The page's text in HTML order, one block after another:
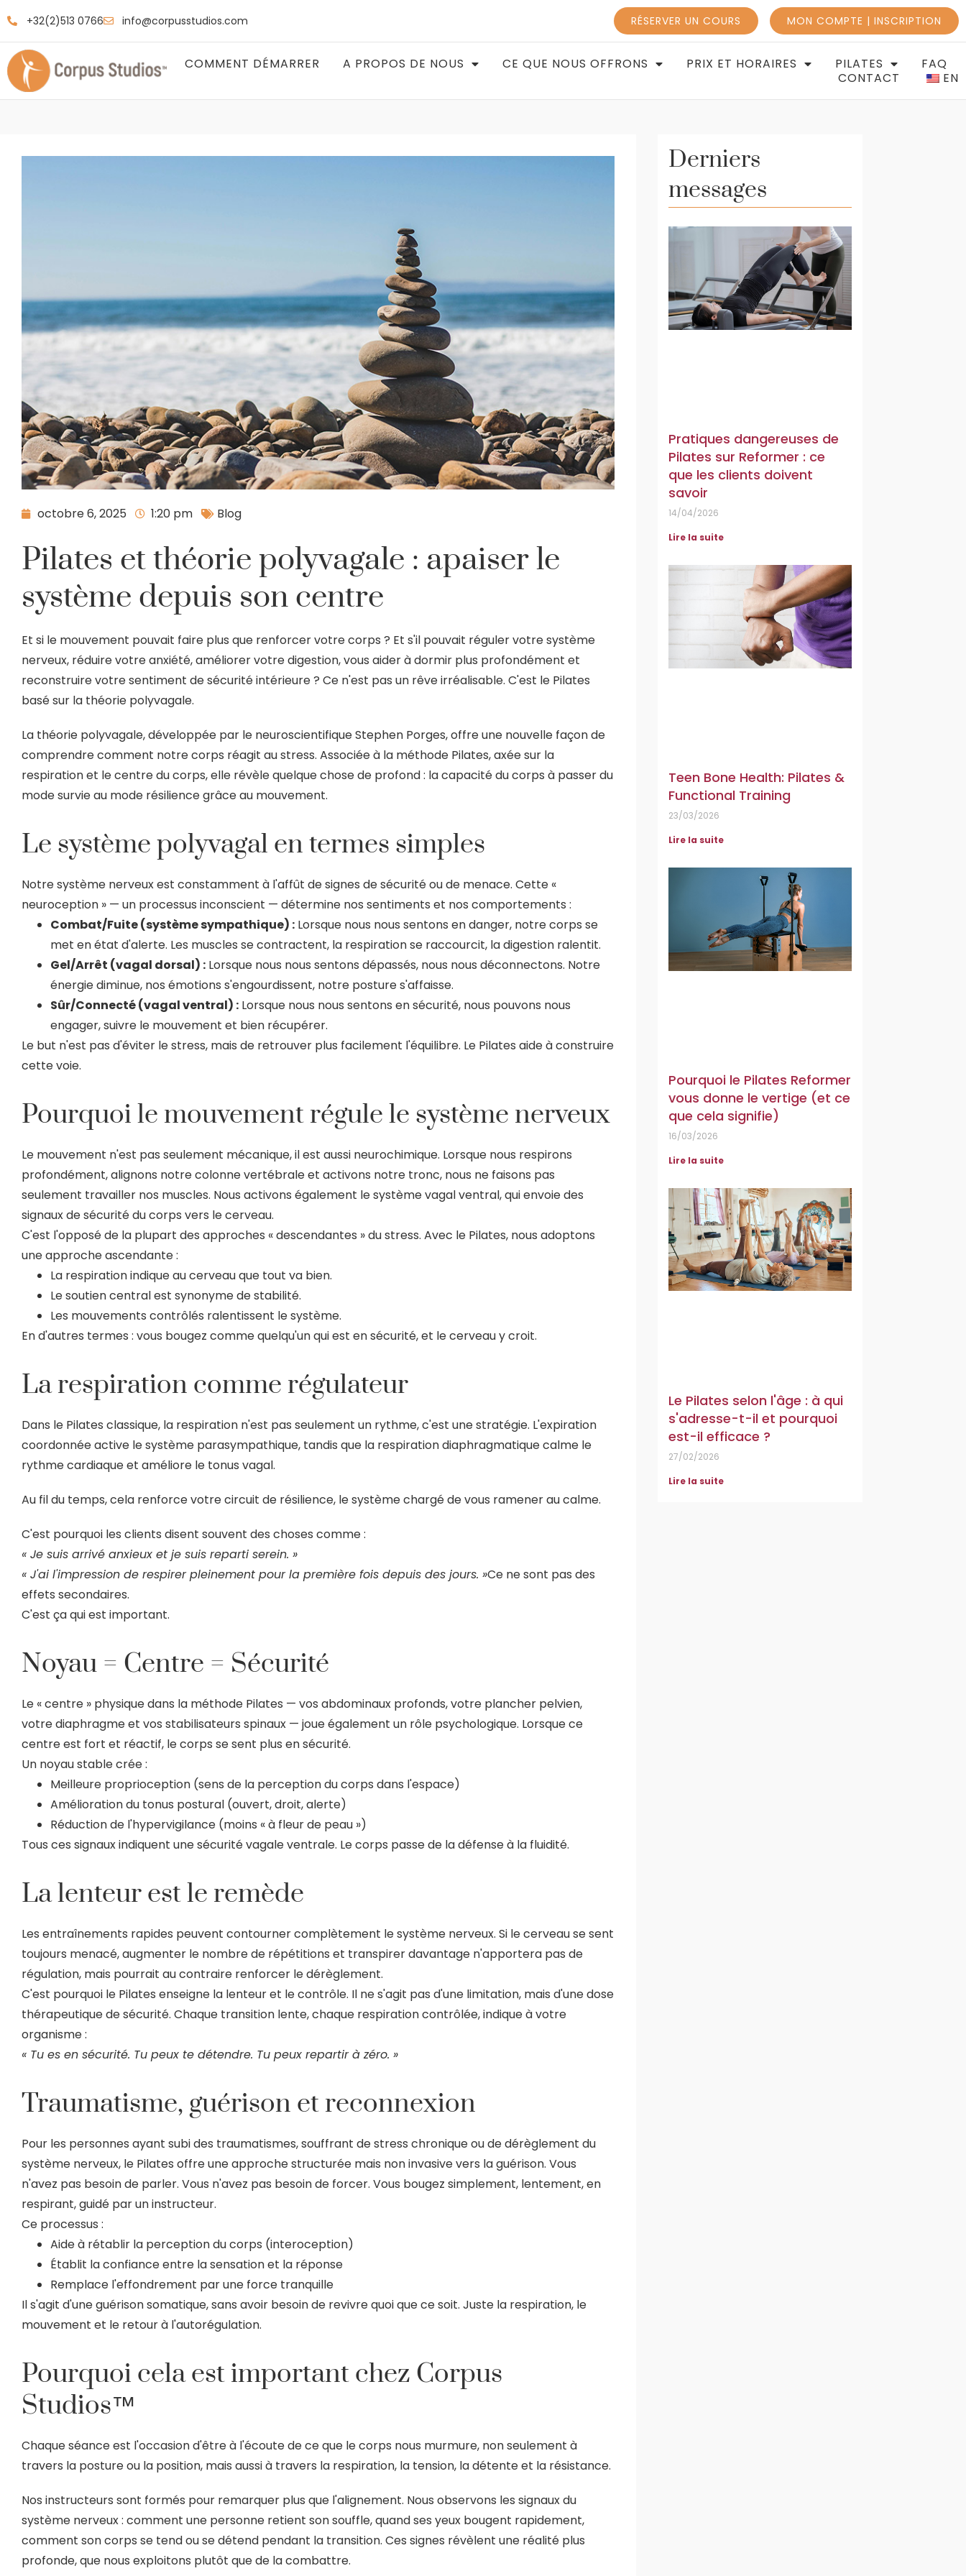
+32(2)513 0766 info@corpusstudios.com RÉSERVER UN COURS MON COMPTE | INSCRIPTION
COMMENT DÉMARRER A PROPOS DE NOUS CE QUE NOUS OFFRONS PRIX ET HORAIRES PILATES
FAQ
CONTACT
EN
octobre 6, 2025 1:20 pm Blog
Pilates et théorie polyvagale : apaiser le
système depuis son centre
Et si le mouvement pouvait faire plus que renforcer votre corps ? Et s'il pouvait réguler votre système
nerveux, réduire votre anxiété, améliorer votre digestion, vous aider à dormir plus profondément et
reconstruire votre sentiment de sécurité intérieure ? Ce n'est pas un rêve irréalisable. C'est le Pilates
basé sur la théorie polyvagale.
La théorie polyvagale, développée par le neuroscientifique Stephen Porges, offre une nouvelle façon de
comprendre comment notre corps réagit au stress. Associée à la méthode Pilates, axée sur la
respiration et le centre du corps, elle révèle quelque chose de profond : la capacité du corps à passer du
mode survie au mode résilience grâce au mouvement.
Le système polyvagal en termes simples
Notre système nerveux est constamment à l'affût de signes de sécurité ou de menace. Cette «
neuroception » — un processus inconscient — détermine nos sentiments et nos comportements :
Combat/Fuite (système sympathique) : Lorsque nous nous sentons en danger, notre corps se
met en état d'alerte. Les muscles se contractent, la respiration se raccourcit, la digestion ralentit.
Gel/Arrêt (vagal dorsal) : Lorsque nous nous sentons dépassés, nous nous déconnectons. Notre
énergie diminue, nos émotions s'engourdissent, notre posture s'affaisse.
Sûr/Connecté (vagal ventral) : Lorsque nous nous sentons en sécurité, nous pouvons nous
engager, suivre le mouvement et bien récupérer.
Le but n'est pas d'éviter le stress, mais de retrouver plus facilement l'équilibre. Le Pilates aide à construire
cette voie.
Pourquoi le mouvement régule le système nerveux
Le mouvement n'est pas seulement mécanique, il est aussi neurochimique. Lorsque nous respirons
profondément, alignons notre colonne vertébrale et activons notre tronc, nous ne faisons pas
seulement travailler nos muscles. Nous activons également le système vagal ventral, qui envoie des
signaux de sécurité du corps vers le cerveau.
C'est l'opposé de la plupart des approches « descendantes » du stress. Avec le Pilates, nous adoptons
une approche ascendante :
La respiration indique au cerveau que tout va bien.
Le soutien central est synonyme de stabilité.
Les mouvements contrôlés ralentissent le système.
En d'autres termes : vous bougez comme quelqu'un qui est en sécurité, et le cerveau y croit.
La respiration comme régulateur
Dans le Pilates classique, la respiration n'est pas seulement un rythme, c'est une stratégie. L'expiration
coordonnée active le système parasympathique, tandis que la respiration diaphragmatique calme le
rythme cardiaque et améliore le tonus vagal.
Au fil du temps, cela renforce votre circuit de résilience, le système chargé de vous ramener au calme.
C'est pourquoi les clients disent souvent des choses comme :
« Je suis arrivé anxieux et je suis reparti serein. »
« J'ai l'impression de respirer pleinement pour la première fois depuis des jours. »Ce ne sont pas des
effets secondaires.
C'est ça qui est important.
Noyau = Centre = Sécurité
Le « centre » physique dans la méthode Pilates — vos abdominaux profonds, votre plancher pelvien,
votre diaphragme et vos stabilisateurs spinaux — joue également un rôle psychologique. Lorsque ce
centre est fort et réactif, le corps se sent plus en sécurité.
Un noyau stable crée :
Meilleure proprioception (sens de la perception du corps dans l'espace)
Amélioration du tonus postural (ouvert, droit, alerte)
Réduction de l'hypervigilance (moins « à fleur de peau »)
Tous ces signaux indiquent une sécurité vagale ventrale. Le corps passe de la défense à la fluidité.
La lenteur est le remède
Les entraînements rapides peuvent contourner complètement le système nerveux. Si le cerveau se sent
toujours menacé, augmenter le nombre de répétitions et transpirer davantage n'apportera pas de
régulation, mais pourrait au contraire renforcer le dérèglement.
C'est pourquoi le Pilates enseigne la lenteur et le contrôle. Il ne s'agit pas d'une limitation, mais d'une dose
thérapeutique de sécurité. Chaque transition lente, chaque respiration contrôlée, indique à votre
organisme :
« Tu es en sécurité. Tu peux te détendre. Tu peux repartir à zéro. »
Traumatisme, guérison et reconnexion
Pour les personnes ayant subi des traumatismes, souffrant de stress chronique ou de dérèglement du
système nerveux, le Pilates offre une approche structurée mais non invasive vers la guérison. Vous
n'avez pas besoin de parler. Vous n'avez pas besoin de forcer. Vous bougez simplement, lentement, en
respirant, guidé par un instructeur.
Ce processus :
Aide à rétablir la perception du corps (interoception)
Établit la confiance entre la sensation et la réponse
Remplace l'effondrement par une force tranquille
Il s'agit d'une guérison somatique, sans avoir besoin de revivre quoi que ce soit. Juste la respiration, le
mouvement et le retour à l'autorégulation.
Pourquoi cela est important chez Corpus
Studios™
Chaque séance est l'occasion d'être à l'écoute de ce que le corps nous murmure, non seulement à
travers la posture ou la position, mais aussi à travers la respiration, la tension, la détente et la résistance.
Nos instructeurs sont formés pour remarquer plus que l'alignement. Nous observons les signaux du
système nerveux : comment une personne retient son souffle, quand ses yeux bougent rapidement,
comment son corps se tend ou se détend pendant la transition. Ces signes révèlent une réalité plus
profonde, que nous exploitons plutôt que de la combattre.
Derniers
messages
Pratiques dangereuses de
Pilates sur Reformer : ce
que les clients doivent
savoir
14/04/2026
Lire la suite
Teen Bone Health: Pilates &
Functional Training
23/03/2026
Lire la suite
Pourquoi le Pilates Reformer
vous donne le vertige (et ce
que cela signifie)
16/03/2026
Lire la suite
Le Pilates selon l'âge : à qui
s'adresse-t-il et pourquoi
est-il efficace ?
27/02/2026
Lire la suite